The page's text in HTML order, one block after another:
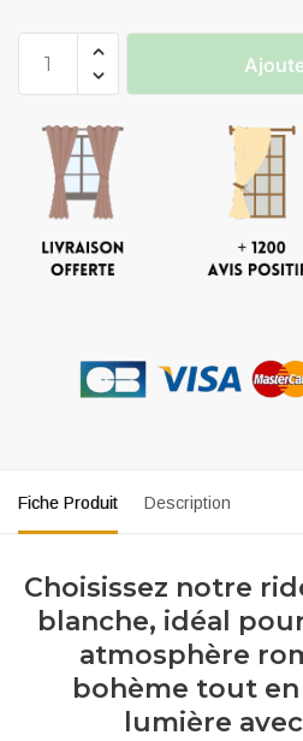
Fiche Produit Description
Choisissez notre
blanche, idéal
atmosphère
bohème tout
lumière